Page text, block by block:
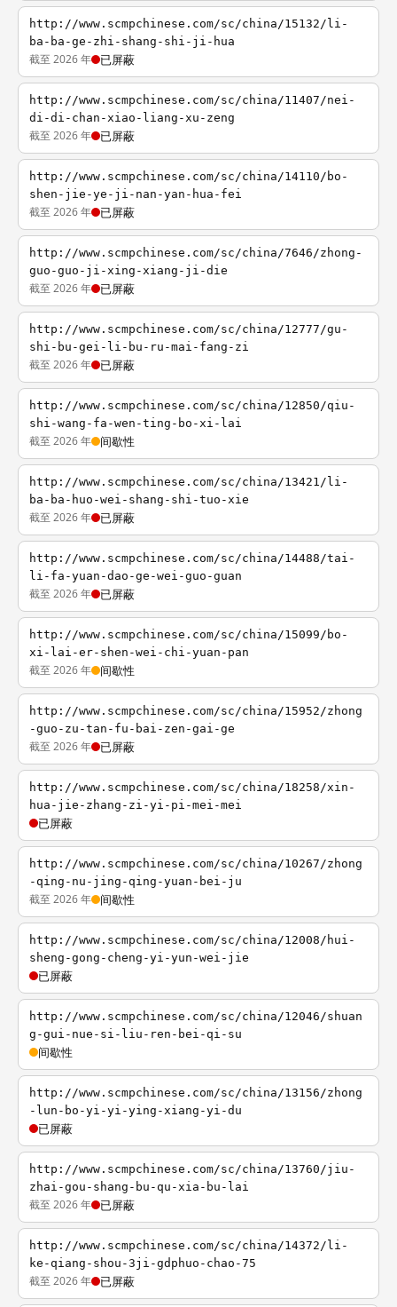
http://www.scmpchinese.com/sc/china/15132/li-
ba-ba-ge-zhi-shang-shi-ji-hua
截至 2026 年 已屏蔽
http://www.scmpchinese.com/sc/china/11407/nei-
di-di-chan-xiao-liang-xu-zeng
截至 2026 年 已屏蔽
http://www.scmpchinese.com/sc/china/14110/bo-
shen-jie-ye-ji-nan-yan-hua-fei
截至 2026 年 已屏蔽
http://www.scmpchinese.com/sc/china/7646/zhong-
guo-guo-ji-xing-xiang-ji-die
截至 2026 年 已屏蔽
http://www.scmpchinese.com/sc/china/12777/gu-
shi-bu-gei-li-bu-ru-mai-fang-zi
截至 2026 年 已屏蔽
http://www.scmpchinese.com/sc/china/12850/qiu-
shi-wang-fa-wen-ting-bo-xi-lai
截至 2026 年 间歇性
http://www.scmpchinese.com/sc/china/13421/li-
ba-ba-huo-wei-shang-shi-tuo-xie
截至 2026 年 已屏蔽
http://www.scmpchinese.com/sc/china/14488/tai-
li-fa-yuan-dao-ge-wei-guo-guan
截至 2026 年 已屏蔽
http://www.scmpchinese.com/sc/china/15099/bo-
xi-lai-er-shen-wei-chi-yuan-pan
截至 2026 年 间歇性
http://www.scmpchinese.com/sc/china/15952/zhong
-guo-zu-tan-fu-bai-zen-gai-ge
截至 2026 年 已屏蔽
http://www.scmpchinese.com/sc/china/18258/xin-
hua-jie-zhang-zi-yi-pi-mei-mei
已屏蔽
http://www.scmpchinese.com/sc/china/10267/zhong
-qing-nu-jing-qing-yuan-bei-ju
截至 2026 年 间歇性
http://www.scmpchinese.com/sc/china/12008/hui-
sheng-gong-cheng-yi-yun-wei-jie
已屏蔽
http://www.scmpchinese.com/sc/china/12046/shuan
g-gui-nue-si-liu-ren-bei-qi-su
间歇性
http://www.scmpchinese.com/sc/china/13156/zhong
-lun-bo-yi-yi-ying-xiang-yi-du
已屏蔽
http://www.scmpchinese.com/sc/china/13760/jiu-
zhai-gou-shang-bu-qu-xia-bu-lai
截至 2026 年 已屏蔽
http://www.scmpchinese.com/sc/china/14372/li-
ke-qiang-shou-3ji-gdphuo-chao-75
截至 2026 年 已屏蔽